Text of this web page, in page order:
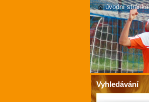
Vyhledávání
úvodní stránka